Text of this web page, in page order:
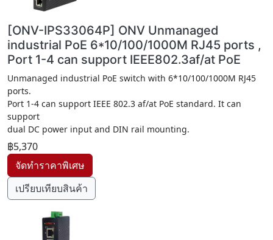
[ONV-IPS33064P] ONV Unmanaged
industrial PoE 6*10/100/1000M RJ45 ports ,
Port 1-4 can support IEEE802.3af/at PoE
Unmanaged industrial PoE switch with 6*10/100/1000M RJ45
ports.
Port 1-4 can support IEEE 802.3 af/at PoE standard. It can
support
dual DC power input and DIN rail mounting.
฿5,370
เปรียบเทียบสินค้า